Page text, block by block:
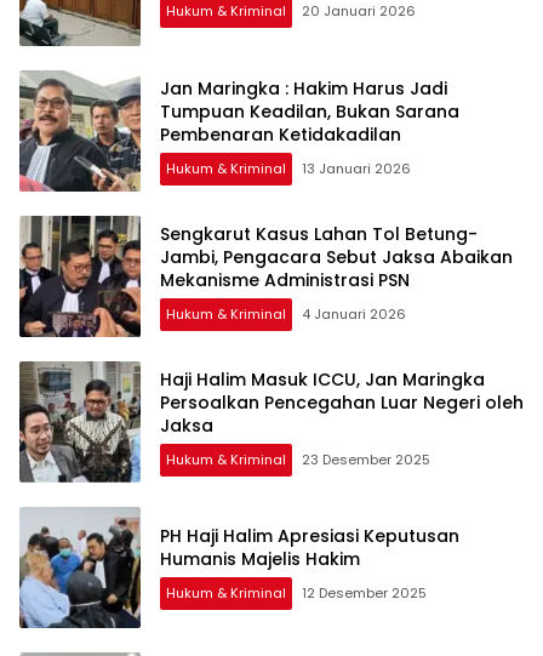
Hukum & Kriminal 20 Januari 2026
Jan Maringka : Hakim Harus Jadi
Tumpuan Keadilan, Bukan Sarana
Pembenaran Ketidakadilan
Hukum & Kriminal 13 Januari 2026
Sengkarut Kasus Lahan Tol Betung-
Jambi, Pengacara Sebut Jaksa Abaikan
Mekanisme Administrasi PSN
Hukum & Kriminal 4 Januari 2026
Haji Halim Masuk ICCU, Jan Maringka
Persoalkan Pencegahan Luar Negeri oleh
Jaksa
Hukum & Kriminal 23 Desember 2025
PH Haji Halim Apresiasi Keputusan
Humanis Majelis Hakim
Hukum & Kriminal 12 Desember 2025